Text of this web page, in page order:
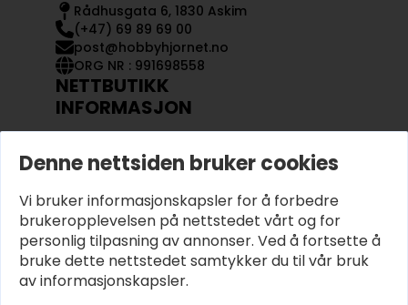
Rådhusgata 6, 1830 Askim
(+47) 69 89 69 00
post@hobbyhjornet.no
ORG NR : 991698558
NETTBUTIKK
INFORMASJON
OM OSS
KJØPSVILKÅR OG BETINGELSER
PERSONVERN
Denne nettsiden bruker cookies
Vi bruker informasjonskapsler for å forbedre
brukeropplevelsen på nettstedet vårt og for
personlig tilpasning av annonser. Ved å fortsette å
bruke dette nettstedet samtykker du til vår bruk
av informasjonskapsler.